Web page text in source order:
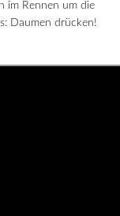
im Rennen um die
Daumen drücken!